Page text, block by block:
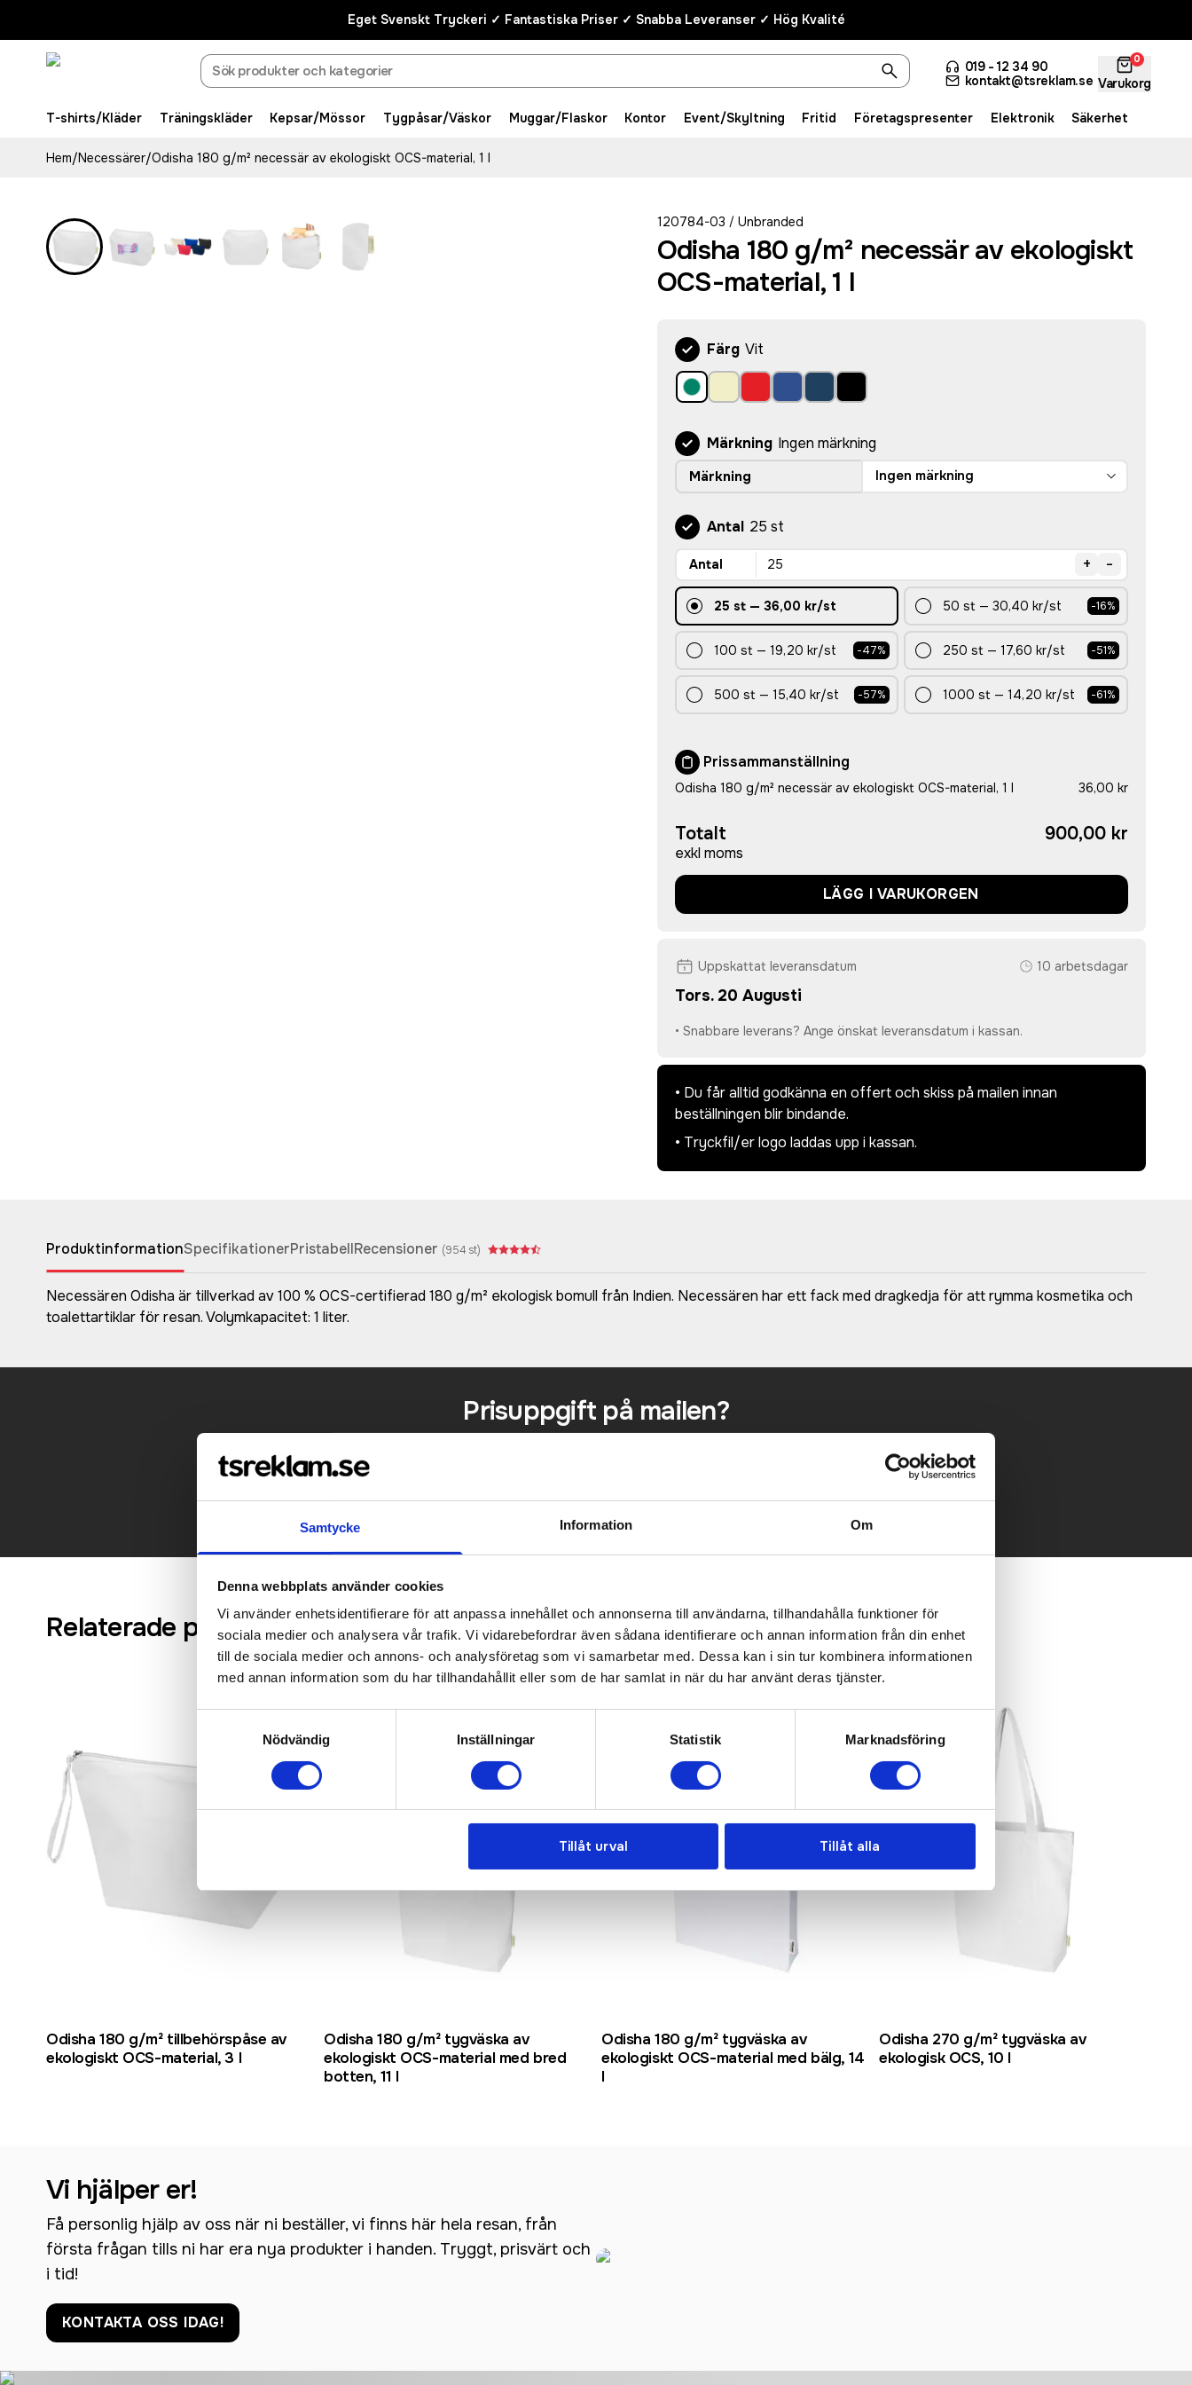
Samtycke Information Om
Denna webbplats använder cookies
Vi använder enhetsidentifierare för att anpassa innehållet och annonserna till användarna, tillhandahålla funktioner för
sociala medier och analysera vår trafik. Vi vidarebefordrar även sådana identifierare och annan information från din enhet
till de sociala medier och annons- och analysföretag som vi samarbetar med. Dessa kan i sin tur kombinera informationen
med annan information som du har tillhandahållit eller som de har samlat in när du har använt deras tjänster.
Nödvändig
Inställningar Statistik Marknadsföring
Tillåt urval Tillåt alla
Eget Svenskt Tryckeri ✓ Fantastiska Priser ✓ Snabba Leveranser ✓ Hög Kvalité
019 - 12 34 90
kontakt@tsreklam.se
0
Varukorg
T-shirts/Kläder Träningskläder Kepsar/Mössor Tygpåsar/Väskor Muggar/Flaskor Kontor Event/Skyltning Fritid Företagspresenter Elektronik Säkerhet
Hem/Necessärer/Odisha 180 g/m² necessär av ekologiskt OCS-material, 1 l
120784-03 / Unbranded
Odisha 180 g/m² necessär av ekologiskt
OCS-material, 1 l
Färg Vit
Märkning Ingen märkning
Märkning Ingen märkning
Antal 25 st
Antal + -
25 st— 36,00 kr/st 50 st —30,40 kr/st -16%
100 st — 19,20 kr/st -47% 250 st —17,60 kr/st -51%
500 st — 15,40 kr/st -57% 1000 st —14,20 kr/st -61%
Prissammanställning
Odisha 180 g/m² necessär av ekologiskt OCS-material, 1 l 36,00 kr
Totalt
exkl moms
900,00 kr
LÄGG I VARUKORGEN
Uppskattat leveransdatum 10 arbetsdagar
Tors. 20 Augusti
• Snabbare leverans? Ange önskat leveransdatum i kassan.
• Du får alltid godkänna en offert och skiss på mailen innan
beställningen blir bindande.
• Tryckfil/er logo laddas upp i kassan.
ProduktinformationSpecifikationerPristabellRecensioner (954 st)
Necessären Odisha är tillverkad av 100 % OCS-certifierad 180 g/m² ekologisk bomull från Indien. Necessären har ett fack med dragkedja för att rymma kosmetika och
toalettartiklar för resan. Volymkapacitet: 1 liter.
Prisuppgift på mailen?
Relaterade produkter
Odisha 180 g/m² tillbehörspåse av
ekologiskt OCS-material, 3 l
Odisha 180 g/m² tygväska av
ekologiskt OCS-material med bred
botten, 11 l
Odisha 180 g/m² tygväska av
ekologiskt OCS-material med bälg, 14
l
Odisha 270 g/m² tygväska av
ekologisk OCS, 10 l
Vi hjälper er!
Få personlig hjälp av oss när ni beställer, vi finns här hela resan, från
första frågan tills ni har era nya produkter i handen. Tryggt, prisvärt och
i tid!
KONTAKTA OSS IDAG!